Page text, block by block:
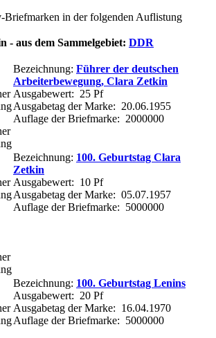
in der folgenden Auflistung
aus dem Sammelgebiet: DDR
Bezeichnung: Führer der deutschen
Arbeiterbewegung, Clara Zetkin
Ausgabewert: 25 Pf
Ausgabetag der Marke: 20.06.1955
Auflage der Briefmarke: 2000000
Bezeichnung: 100. Geburtstag Clara
Zetkin
Ausgabewert: 10 Pf
Ausgabetag der Marke: 05.07.1957
Auflage der Briefmarke: 5000000
Bezeichnung: 100. Geburtstag Lenins
Ausgabewert: 20 Pf
Ausgabetag der Marke: 16.04.1970
Auflage der Briefmarke: 5000000